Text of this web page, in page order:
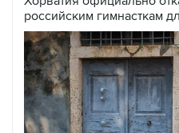
российским гимнасткам